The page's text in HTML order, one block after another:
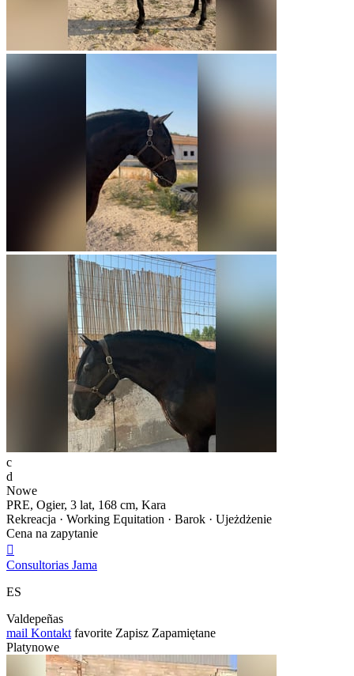
c
d
Nowe
PRE, Ogier, 3 lat, 168 cm, Kara
Rekreacja · Working Equitation · Barok · Ujeżdżenie
Cena na zapytanie

Consultorias Jama
ES
Valdepeñas
mail Kontakt favorite Zapisz Zapamiętane
Platynowe